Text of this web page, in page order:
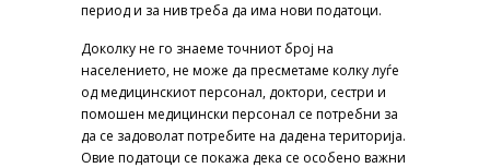
период и за нив треба да има нови податоци.
Доколку не го знаеме точниот број на
населението, не може да пресметаме колку луѓе
од медицинскиот персонал, доктори, сестри и
помошен медицински персонал се потребни за
да се задоволат потребите на дадена територија.
Овие податоци се покажа дека се особено важни